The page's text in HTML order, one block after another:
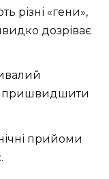
різні «гени»,
дозріває
пришвидшити
прийоми